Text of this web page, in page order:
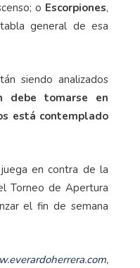
o Escorpiones,
general de esa
siendo analizados
debe tomarse en
está contemplado
en contra de la
Torneo de Apertura
el fin de semana
,